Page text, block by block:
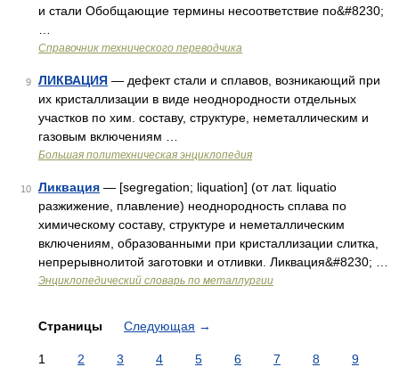
и стали Обобщающие термины несоответствие по&#8230;
Справочник технического переводчика
9 ЛИКВАЦИЯ — дефект стали и сплавов, возникающий при
их кристаллизации в виде неоднородности отдельных
участков по хим. составу, структуре, неметаллическим и
газовым включениям …
Большая политехническая энциклопедия
10 Ликвация — [segregation; liquation] (от лат. liquatio
разжижение, плавление) неоднородность сплава по
химическому составу, структуре и неметаллическим
включениям, образованными при кристаллизации слитка,
непрерывнолитой заготовки и отливки. Ликвация&#8230; …
Энциклопедический словарь по металлургии
Страницы Следующая →
1 2 3 4 5 6 7 8
9